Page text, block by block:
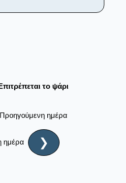
το ψάρι
Προηγούμενη ημέρα
ημέρα ❯